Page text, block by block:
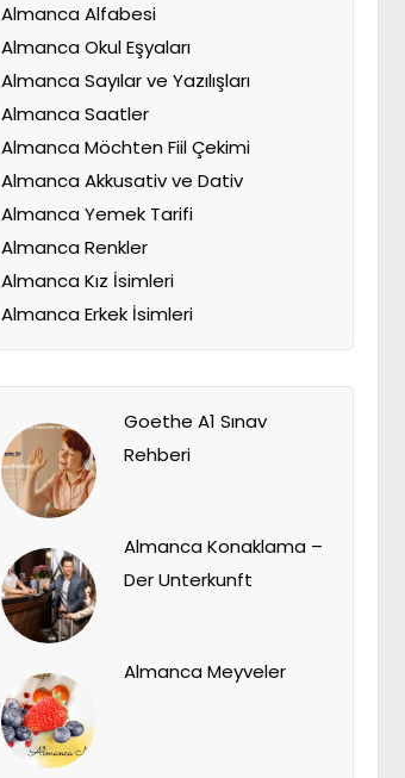
Almanca Alfabesi
Almanca Okul Eşyaları
Almanca Sayılar ve Yazılışları
Almanca Saatler
Almanca Möchten Fiil Çekimi
Almanca Akkusativ ve Dativ
Almanca Yemek Tarifi
Almanca Renkler
Almanca Kız İsimleri
Almanca Erkek İsimleri
Goethe A1 Sınav
Rehberi
Almanca Konaklama –
Der Unterkunft
Almanca Meyveler